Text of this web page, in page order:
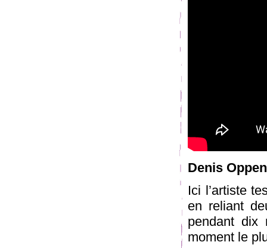
Denis
Ici l’artiste
en reliant
pendant dix
moment le